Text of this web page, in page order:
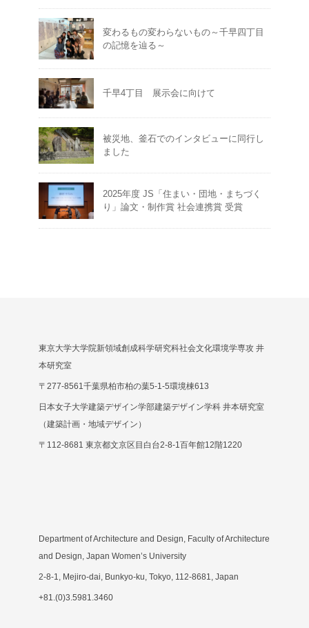
変わるもの変わらないもの～千早四丁目
の記憶を辿る～
千早4丁目 展示会に向けて
被災地、釜石でのインタビューに同行し
ました
2025年度 JS「住まい・団地・まちづく
り」論文・制作賞 社会連携賞 受賞
東京大学大学院新領域創成科学研究科社会文化環境学専攻 井
本研究室
〒277-8561千葉県柏市柏の葉5-1-5環境棟613
日本女子大学建築デザイン学部建築デザイン学科 井本研究室
（建築計画・地域デザイン）
〒112-8681 東京都文京区目白台2-8-1百年館12階1220
Department of Architecture and Design, Faculty of Architecture
and Design, Japan Women’s University
2-8-1, Mejiro-dai, Bunkyo-ku, Tokyo, 112-8681, Japan
+81.(0)3.5981.3460